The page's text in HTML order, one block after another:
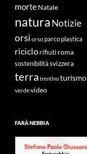
morteNatale
naturaNotizie
orsi orso parco plastica
riciclorifiuti roma
sostenibilità svizzera
terra trentinoturismo
verdevideo
FARÀ NEBBIA